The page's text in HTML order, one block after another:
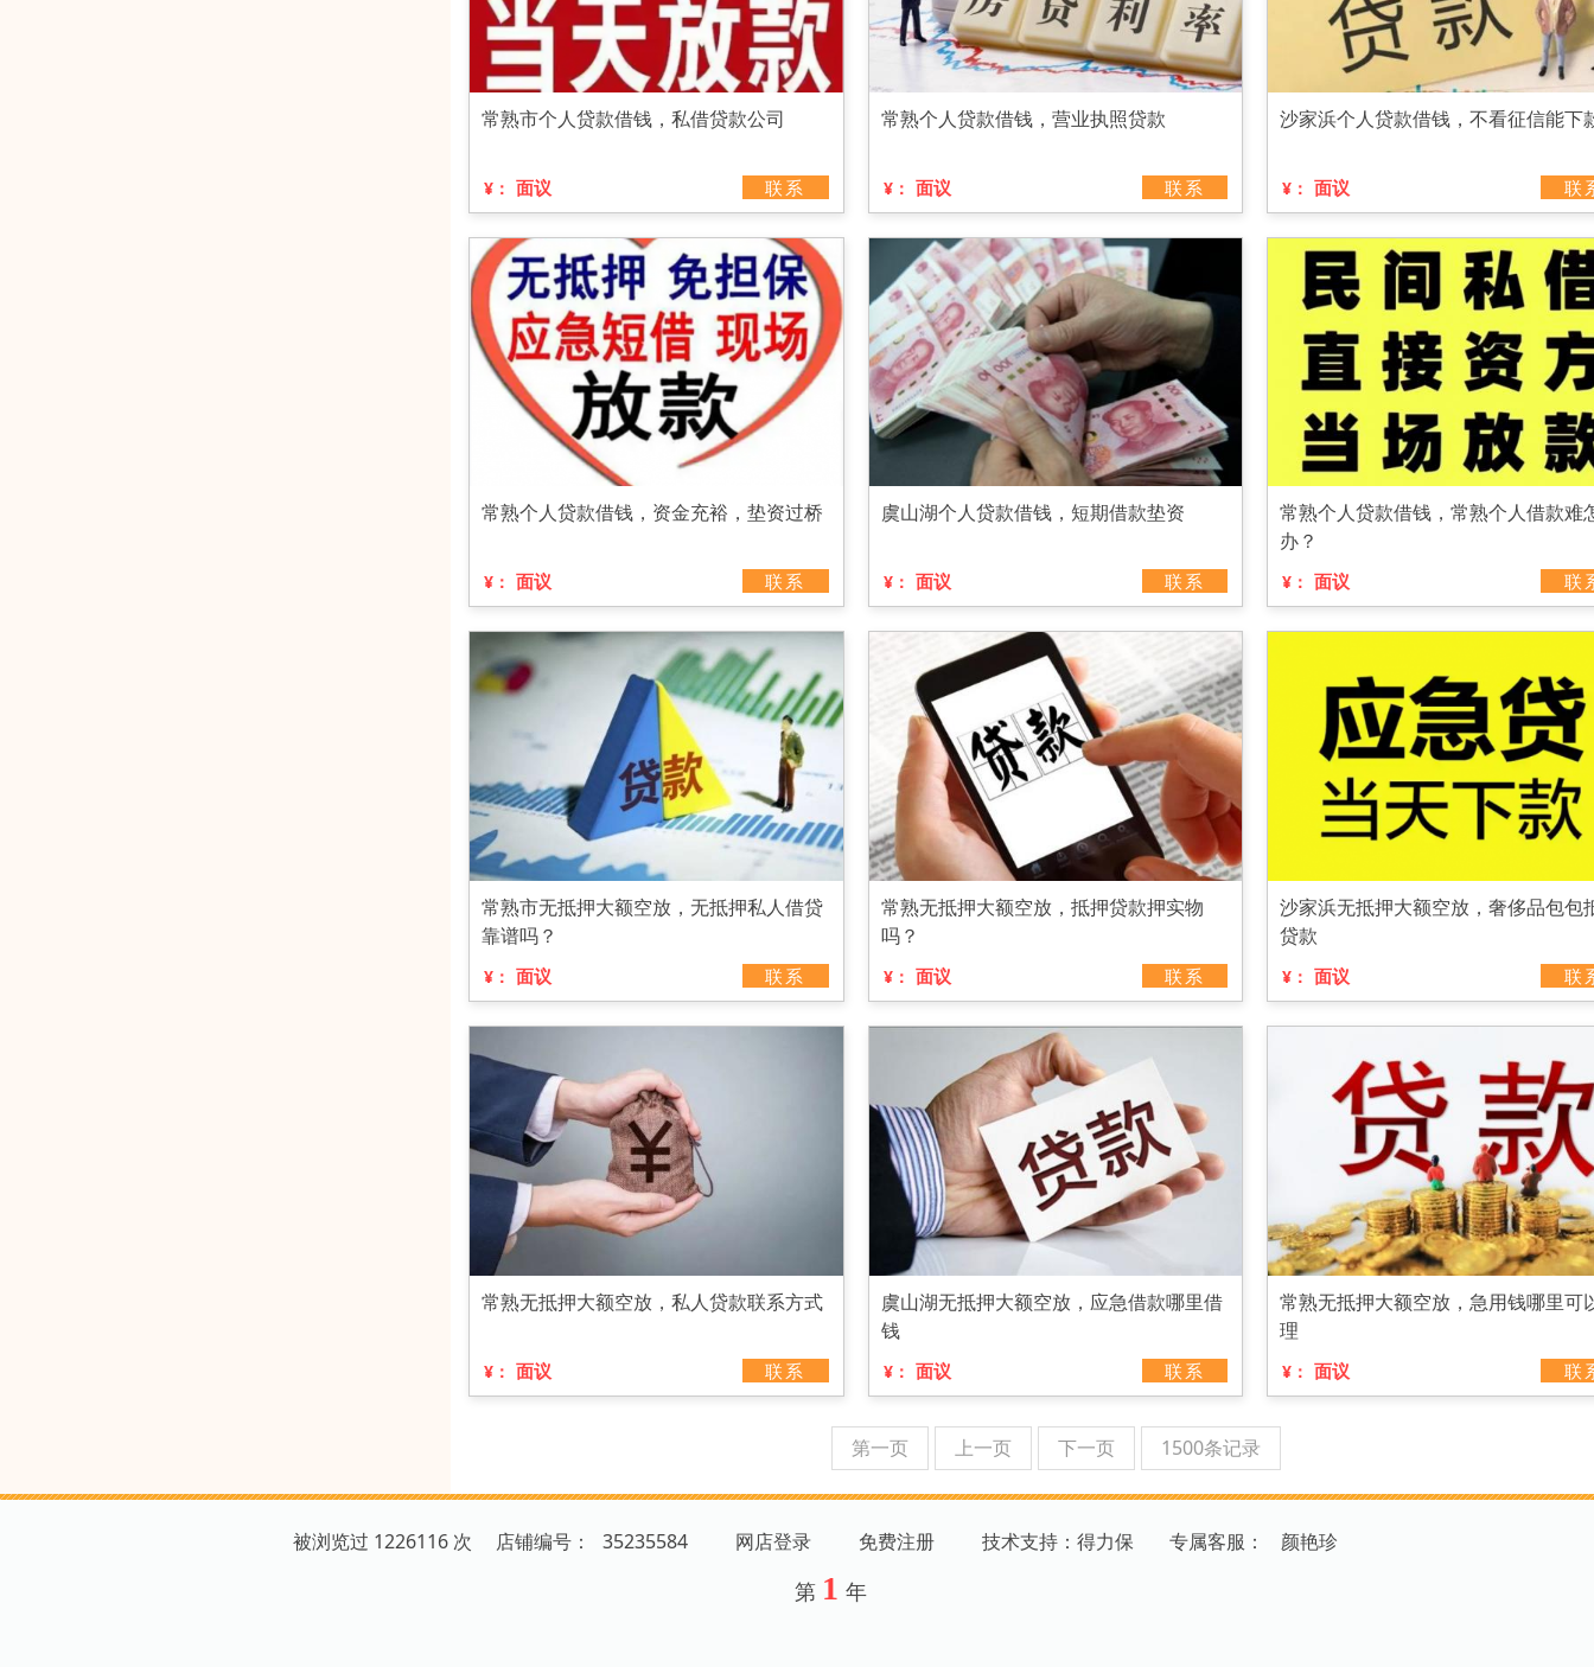
常熟市个人贷款借钱，私借贷款公司
¥： 面议 联系
常熟个人贷款借钱，营业执照贷款
¥： 面议 联系
沙家浜个人贷款借钱，不看征信能下
¥： 面议 联
常熟个人贷款借钱，资金充裕，垫资过桥
¥： 面议 联系
虞山湖个人贷款借钱，短期借款垫资
¥： 面议 联系
常熟个人贷款借钱，常熟个人借款难
办？
¥： 面议 联
常熟市无抵押大额空放，无抵押私人借贷
靠谱吗？
¥： 面议 联系
常熟无抵押大额空放，抵押贷款押实物
吗？
¥： 面议 联系
沙家浜无抵押大额空放，奢侈品包包
贷款
¥： 面议 联
常熟无抵押大额空放，私人贷款联系方式
¥： 面议 联系
虞山湖无抵押大额空放，应急借款哪里借
钱
¥： 面议 联系
常熟无抵押大额空放，急用钱哪里可
理
¥： 面议 联
第一页 上一页 下一页 1500条记录
被浏览过 1226116 次 店铺编号： 35235584 网店登录 免费注册 技术支持：得力保 专属客服 ： 颜艳珍
第 1 年